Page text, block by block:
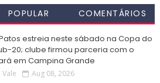
POPULAR COMENTÁRIOS
estreia neste sábado na Copa do
20; clube firmou parceria com o
em Campina Grande
Aug 08, 2026